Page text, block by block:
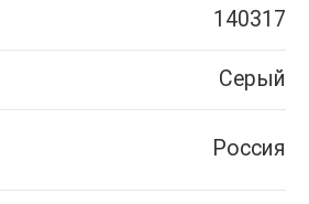
140317
Серый
Россия